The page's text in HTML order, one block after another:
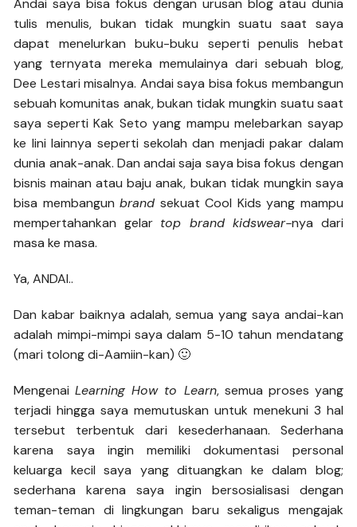
Andai saya bisa fokus dengan urusan blog atau dunia
tulis menulis, bukan tidak mungkin suatu saat saya
dapat menelurkan buku-buku seperti penulis hebat
yang ternyata mereka memulainya dari sebuah blog,
Dee Lestari misalnya. Andai saya bisa fokus membangun
sebuah komunitas anak, bukan tidak mungkin suatu saat
saya seperti Kak Seto yang mampu melebarkan sayap
ke lini lainnya seperti sekolah dan menjadi pakar dalam
dunia anak-anak. Dan andai saja saya bisa fokus dengan
bisnis mainan atau baju anak, bukan tidak mungkin saya
bisa membangunbrand sekuat Cool Kids yang mampu
mempertahankan gelar top brand kidswear-nya dari
masa ke masa.
Ya, ANDAI..
Dan kabar baiknya adalah, semua yang saya andai-kan
adalah mimpi-mimpi saya dalam 5-10 tahun mendatang
(mari tolong di-Aamiin-kan) 🙂
MengenaiLearning How to Learn, semua proses yang
terjadi hingga saya memutuskan untuk menekuni 3 hal
tersebut terbentuk dari kesederhanaan. Sederhana
karena saya ingin memiliki dokumentasi personal
keluarga kecil saya yang dituangkan ke dalam blog;
sederhana karena saya ingin bersosialisasi dengan
teman-teman di lingkungan baru sekaligus mengajak